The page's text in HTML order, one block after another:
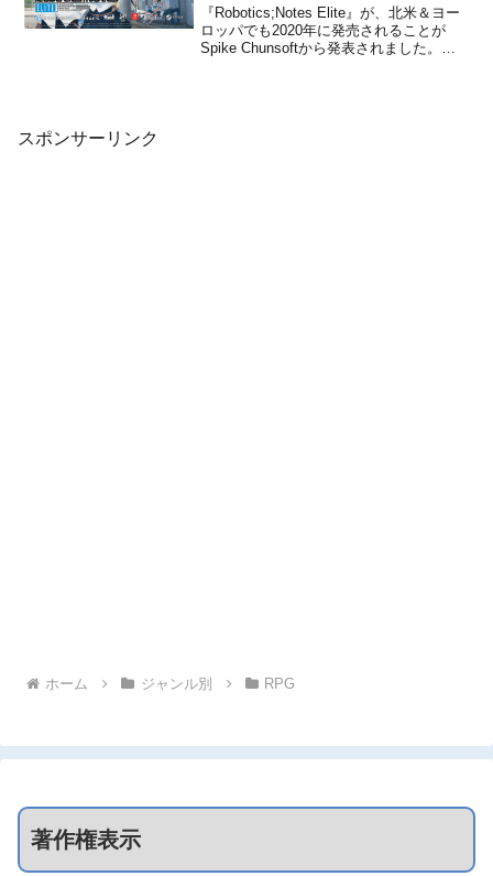
『Robotics;Notes Elite』が、北米＆ヨー
ロッパでも2020年に発売されることが
Spike Chunsoftから発表されました。プ
スポンサーリンク
ホーム ジャンル別 RPG
著作権表示